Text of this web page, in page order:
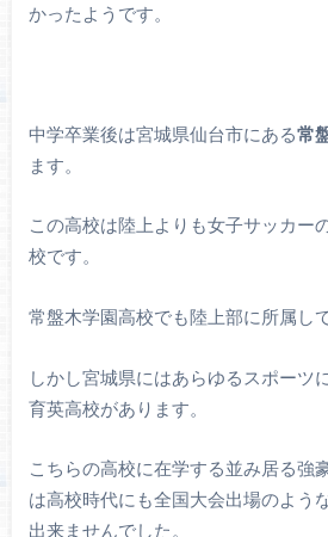
かったようです。
中学卒業後は宮城県仙台市にある常
ます。
この高校は陸上よりも女子サッカー
校です。
常盤木学園高校でも陸上部に所属し
しかし宮城県にはあらゆるスポーツ
育英高校があります。
こちらの高校に在学する並み居る強
は高校時代にも全国大会出場のよう
出来ませんでした。